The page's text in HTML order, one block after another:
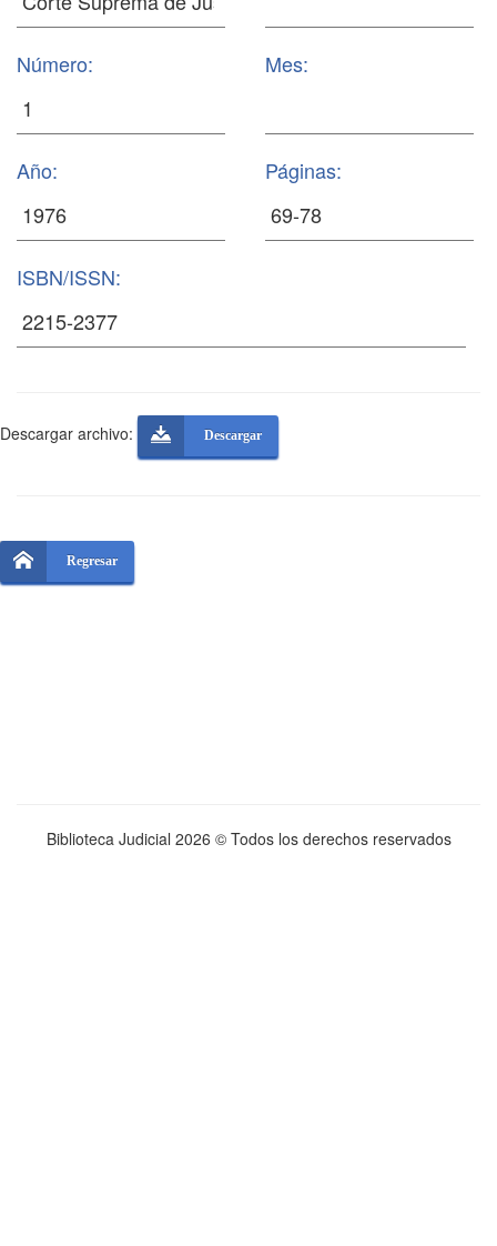
Número: Mes:
Año: Páginas:
ISBN/ISSN:
Descargar archivo: Descargar
Regresar
Biblioteca Judicial 2026 © Todos los derechos reservados